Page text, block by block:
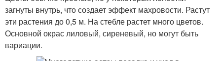
загнуты внутрь, что создает эффект махровости. Растут
эти растения до 0,5 м. На стебле растет много цветов.
Основной окрас лиловый, сиреневый, но могут быть
вариации.